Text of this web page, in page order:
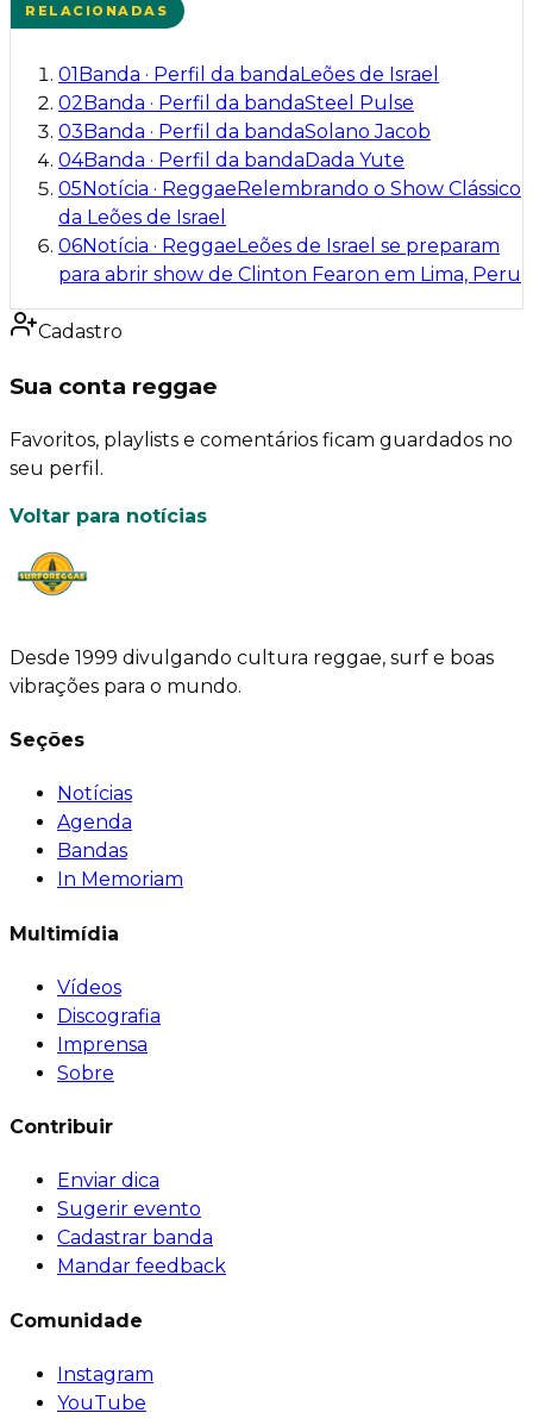
RELACIONADAS
01 Banda · Perfil da banda Leões de Israel
02 Banda · Perfil da bandaSteel Pulse
03 Banda · Perfil da bandaSolano Jacob
04Banda · Perfil da banda Dada Yute
05 Notícia · Reggae Relembrando o Show Clássico
da Leões de Israel
06Notícia · Reggae Leões de Israel se preparam
para abrir show de Clinton Fearon em Lima, Peru
Cadastro
Sua conta reggae
Favoritos, playlists e comentários ficam guardados no
seu perfil.
Voltar para notícias
Desde 1999 divulgando cultura reggae, surf e boas
vibrações para o mundo.
Seções
Notícias
Agenda
Bandas
In Memoriam
Multimídia
Vídeos
Discografia
Imprensa
Sobre
Contribuir
Enviar dica
Sugerir evento
Cadastrar banda
Mandar feedback
Comunidade
Instagram
YouTube